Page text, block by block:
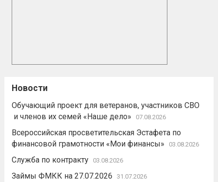
Новости
Обучающий проект для ветеранов, участников СВО
и членов их семей «Наше дело»
07.08.2026
Всероссийская просветительская Эстафета по
финансовой грамотности «Мои финансы»
03.08.2026
Служба по контракту 03.08.2026
Займы ФМКК на 27.07.2026 31.07.2026